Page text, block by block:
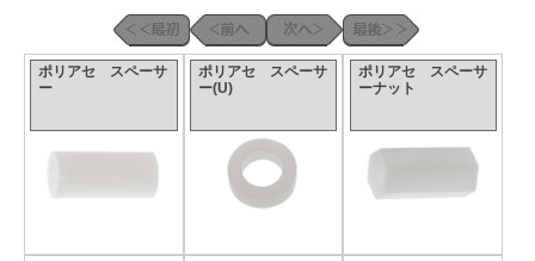
ポリアセ スペーサ
ー
ポリアセ スペーサ
ー(U)
ポリアセ スペーサ
ーナット